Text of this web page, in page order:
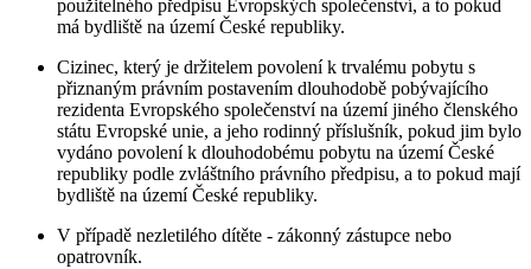
použitelného předpisu Evropských společenství, a to pokud
má bydliště na území České republiky.
Cizinec, který je držitelem povolení k trvalému pobytu s
přiznaným právním postavením dlouhodobě pobývajícího
rezidenta Evropského společenství na území jiného členského
státu Evropské unie, a jeho rodinný příslušník, pokud jim bylo
vydáno povolení k dlouhodobému pobytu na území České
republiky podle zvláštního právního předpisu, a to pokud mají
bydliště na území České republiky.
V případě nezletilého dítěte - zákonný zástupce nebo
opatrovník.